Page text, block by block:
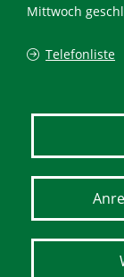
Mittwoch
Telefonliste